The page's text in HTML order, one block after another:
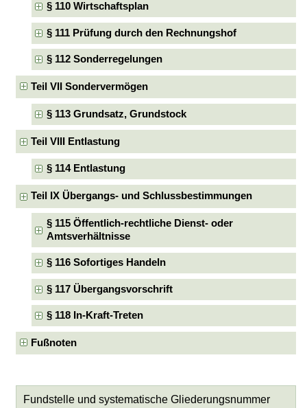
§ 110 Wirtschaftsplan
§ 111 Prüfung durch den Rechnungshof
§ 112 Sonderregelungen
Teil VII Sondervermögen
§ 113 Grundsatz, Grundstock
Teil VIII Entlastung
§ 114 Entlastung
Teil IX Übergangs- und Schlussbestimmungen
§ 115 Öffentlich-rechtliche Dienst- oder
Amtsverhältnisse
§ 116 Sofortiges Handeln
§ 117 Übergangsvorschrift
§ 118 In-Kraft-Treten
Fußnoten
Fundstelle und systematische Gliederungsnummer